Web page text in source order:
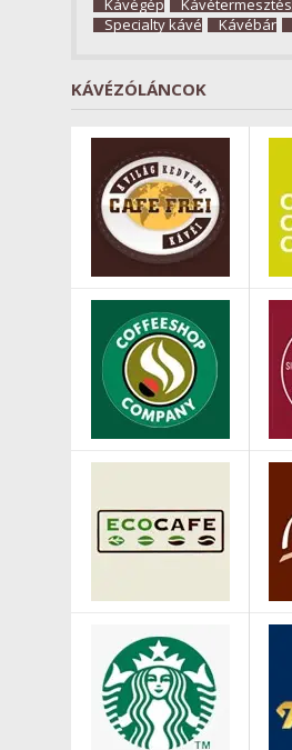
Kávégép
Kávétermesztés
Specialty kávé
Kávébár
KÁVÉZÓLÁNCOK